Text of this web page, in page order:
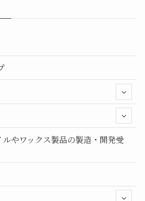
やワックス製品の製造・開発受